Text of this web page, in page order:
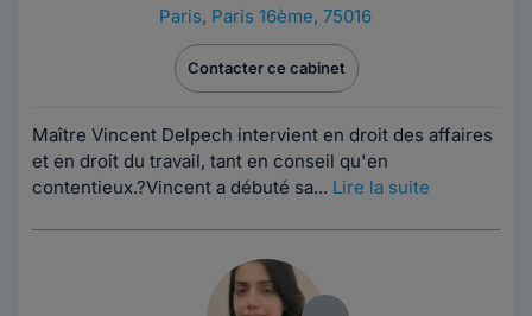
Paris, Paris 16ème, 75016
Contacter ce cabinet
Maître Vincent Delpech intervient en droit des affaires
et en droit du travail, tant en conseil qu'en
contentieux.?Vincent a débuté sa... Lire la suite